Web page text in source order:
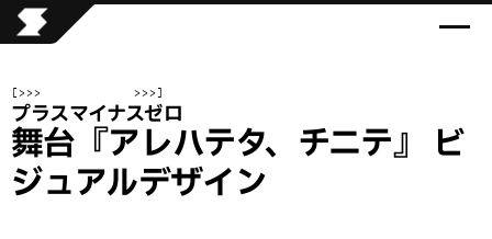
[>>> >>> ]
プラスマイナスゼロ
舞台『アレハテタ、チニテ』 ビ
ジュアルデザイン